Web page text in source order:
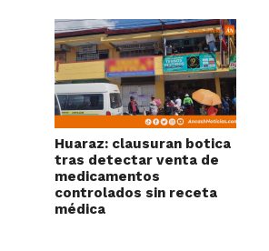
Huaraz: clausuran botica
tras detectar venta de
medicamentos
controlados sin receta
médica